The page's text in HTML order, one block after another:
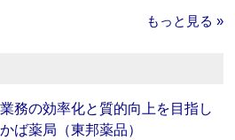
もっと見る »
業務の効率化と質的向上を目指し
ば薬局（東邦薬品）